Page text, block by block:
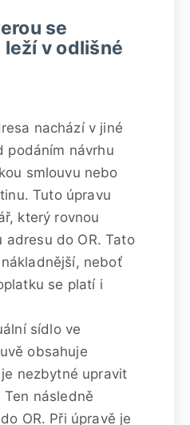
se
leží v odlišné
nachází v jiné
podáním návrhu
smlouvu nebo
Tuto úpravu
který rovnou
adresu do OR. Tato
neboť
se platí i
sídlo ve
obsahuje
nezbytné upravit
následně
OR. Při úpravě je